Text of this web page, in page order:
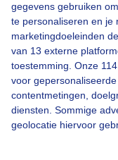
gegevens gebruiken
te personaliseren en je
marketingdoeleinden
van 13 externe
toestemming. Onze
voor
contentmetingen,
diensten. Sommige
geolocatie hiervoor
Over Buienradar
Bedrijfsgegevens
Veelgestelde
Toegankelijkheid